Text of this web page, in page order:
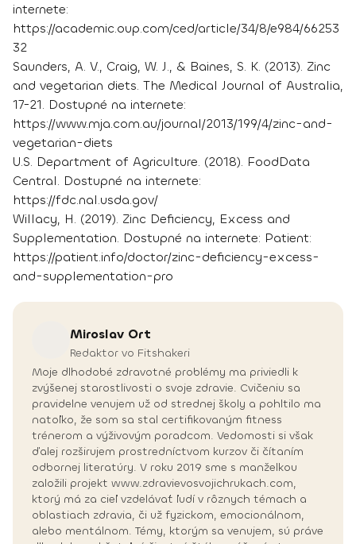
internete:
https://academic.oup.com/ced/article/34/8/e984/66253
32
Saunders, A. V., Craig, W. J., & Baines, S. K. (2013). Zinc
and vegetarian diets. The Medical Journal of Australia,
17-21. Dostupné na internete:
https://www.mja.com.au/journal/2013/199/4/zinc-and-
vegetarian-diets
U.S. Department of Agriculture. (2018). FoodData
Central. Dostupné na internete:
https://fdc.nal.usda.gov/
Willacy, H. (2019). Zinc Deficiency, Excess and
Supplementation. Dostupné na internete: Patient:
https://patient.info/doctor/zinc-deficiency-excess-
and-supplementation-pro
Miroslav Ort
Redaktor vo Fitshakeri
Moje dlhodobé zdravotné problémy ma priviedli k
zvýšenej starostlivosti o svoje zdravie. Cvičeniu sa
pravidelne venujem už od strednej školy a pohltilo ma
natoľko, že som sa stal certifikovaným fitness
trénerom a výživovým poradcom. Vedomosti si však
ďalej rozširujem prostredníctvom kurzov či čítaním
odbornej literatúry. V roku 2019 sme s manželkou
založili projekt www.zdravievosvojichrukach.com,
ktorý má za cieľ vzdelávať ľudí v rôznych témach a
oblastiach zdravia, či už fyzickom, emocionálnom,
alebo mentálnom. Témy, ktorým sa venujem, sú práve